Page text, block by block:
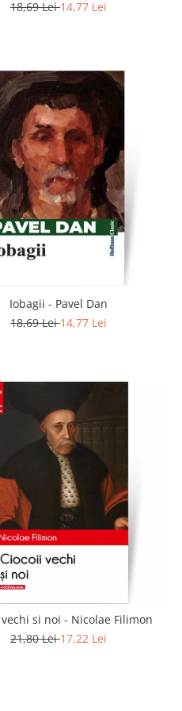
18,69 Lei14,77 Lei
Iobagii - Pavel Dan
18,69 Lei14,77 Lei
si noi - Nicolae Filimon
21,80 Lei17,22 Lei